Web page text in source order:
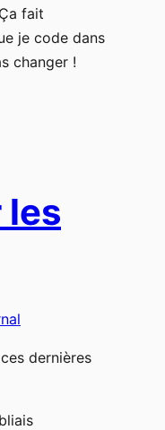
fait
je code dans
changer !
les
dernières